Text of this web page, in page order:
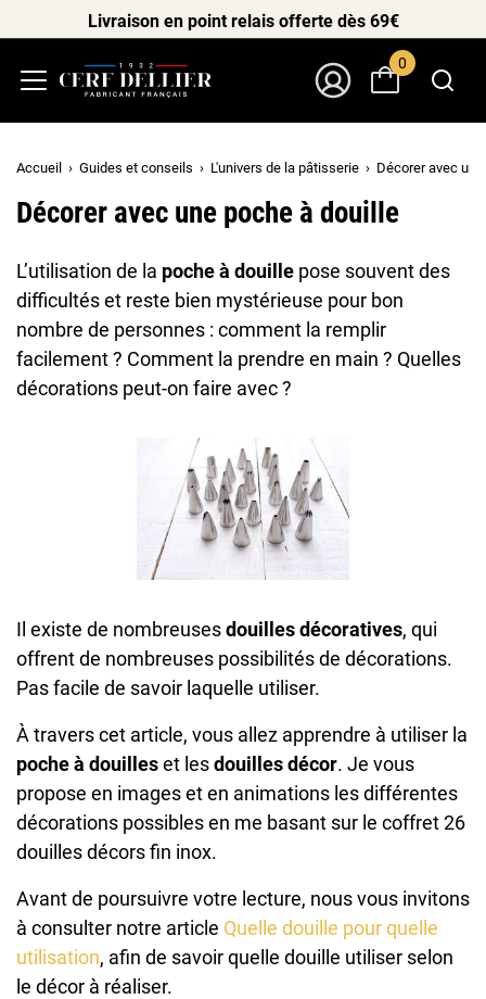
Livraison en point relais offerte dès 69€
0
Accueil Guides et conseils L'univers de la pâtisserie Décorer avec
Décorer avec une poche à douille
L’utilisation de la poche à douille pose souvent des
difficultés et reste bien mystérieuse pour bon
nombre de personnes : comment la remplir
facilement ? Comment la prendre en main ? Quelles
décorations peut-on faire avec ?
Il existe de nombreusesdouilles décoratives, qui
offrent de nombreuses possibilités de décorations.
Pas facile de savoir laquelle utiliser.
À travers cet article, vous allez apprendre à utiliser la
poche à douilleset lesdouilles décor. Je vous
propose en images et en animations les différentes
décorations possibles en me basant sur le coffret 26
douilles décors fin inox.
Avant de poursuivre votre lecture, nous vous invitons
à consulter notre article Quelle douille pour quelle
utilisation, afin de savoir quelle douille utiliser selon
le décor à réaliser.